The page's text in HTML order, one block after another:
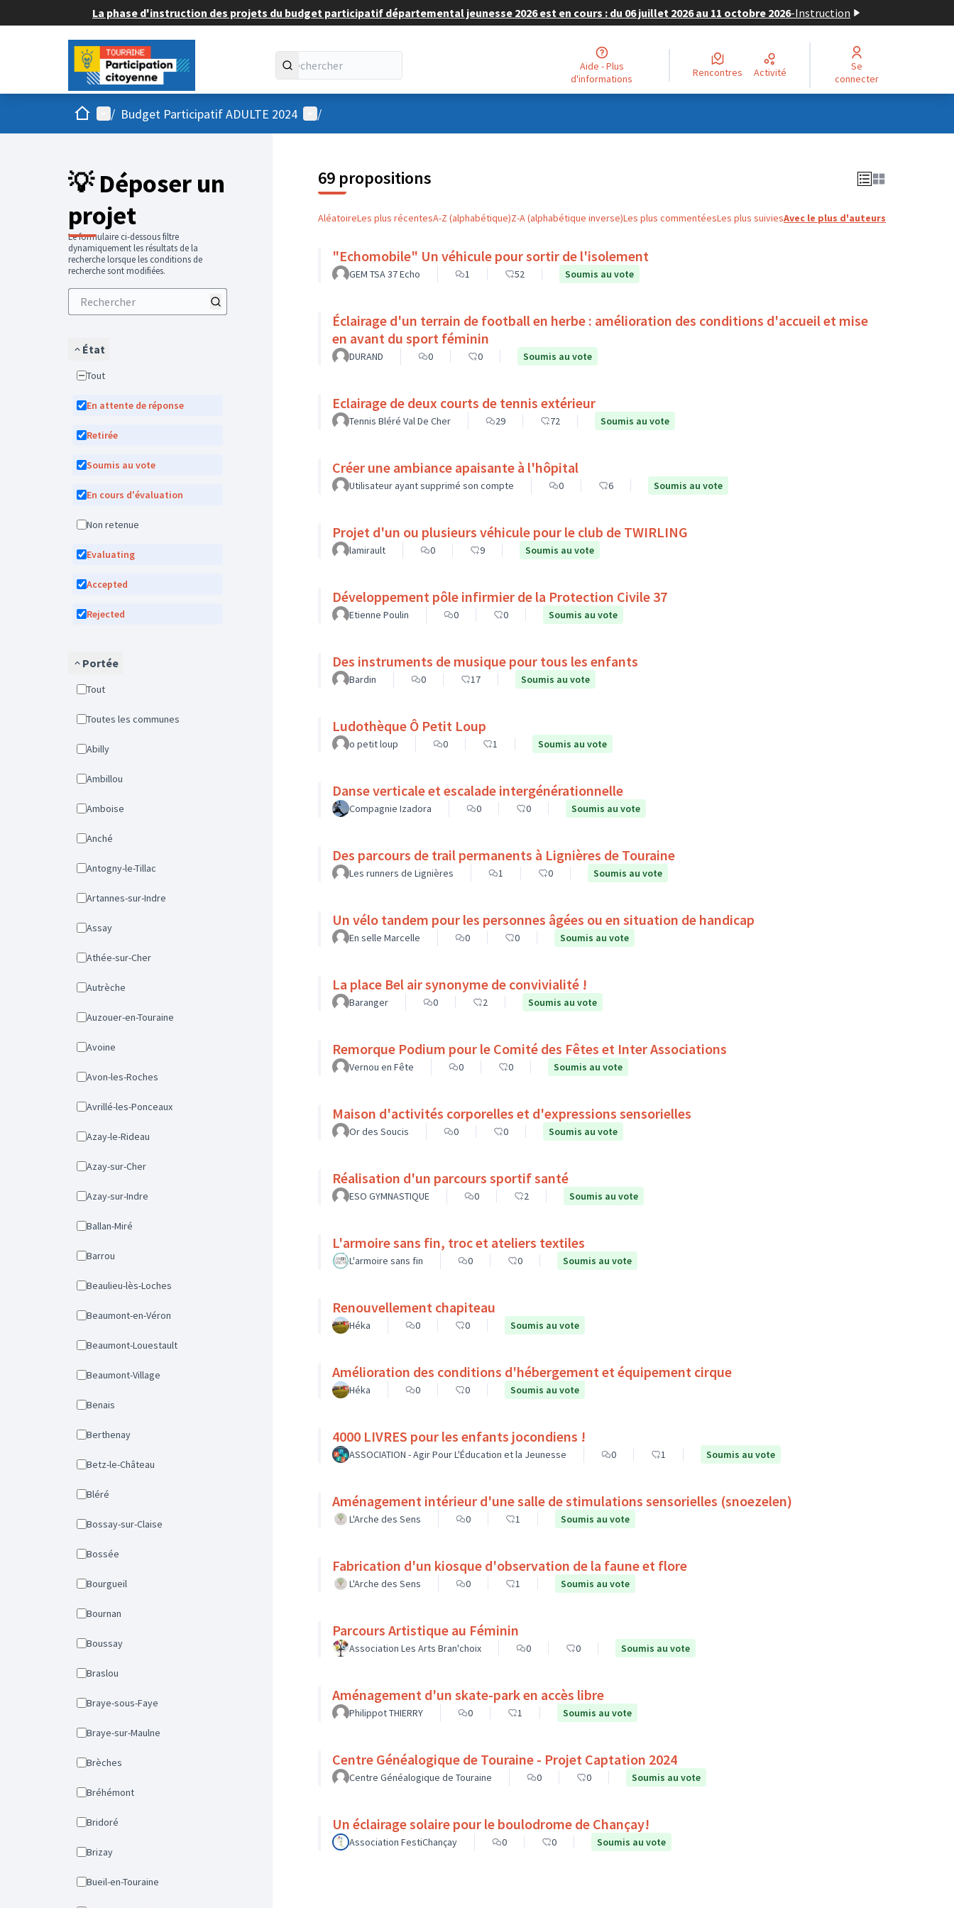
La phase d'instruction des projets du budget participatif départemental jeunesse 2026 est en cours : du 06 juillet 2026 au 11 octobre 2026-Instruction
Aide - Plus
d'informations
Rencontres Activité
Se
connecter
AccueilMenu principal
/ Budget Participatif ADULTE 2024 Menu utilisateur
/
💡 Déposer un
projet
Le formulaire ci-dessous filtre
dynamiquement les résultats de la
recherche lorsque les conditions de
recherche sont modifiées.
État
Tout
En attente de réponse
Retirée
Soumis au vote
En cours d'évaluation
Non retenue
Evaluating
Accepted
Rejected
Portée
Tout
Toutes les communes
Abilly
Ambillou
Amboise
Anché
Antogny-le-Tillac
Artannes-sur-Indre
Assay
Athée-sur-Cher
Autrèche
Auzouer-en-Touraine
Avoine
Avon-les-Roches
Avrillé-les-Ponceaux
Azay-le-Rideau
Azay-sur-Cher
Azay-sur-Indre
Ballan-Miré
Barrou
Beaulieu-lès-Loches
Beaumont-en-Véron
Beaumont-Louestault
Beaumont-Village
Benais
Berthenay
Betz-le-Château
Bléré
Bossay-sur-Claise
Bossée
Bourgueil
Bournan
Boussay
Braslou
Braye-sous-Faye
Braye-sur-Maulne
Brèches
Bréhémont
Bridoré
Brizay
Bueil-en-Touraine
69 propositions
AléatoireLes plus récentesA-Z (alphabétique)Z-A (alphabétique inverse)Les plus commentéesLes plus suiviesAvec le plus d'auteurs
"Echomobile" Un véhicule pour sortir de l'isolement
GEM TSA 37 Echo 1 52 Soumis au vote
Éclairage d'un terrain de football en herbe : amélioration des conditions d'accueil et mise
en avant du sport féminin
DURAND 0 0 Soumis au vote
Eclairage de deux courts de tennis extérieur
Tennis Bléré Val De Cher 29 72 Soumis au vote
Créer une ambiance apaisante à l'hôpital
Utilisateur ayant supprimé son compte 0 6 Soumis au vote
Projet d'un ou plusieurs véhicule pour le club de TWIRLING
lamirault 0 9 Soumis au vote
Développement pôle infirmier de la Protection Civile 37
Etienne Poulin 0 0 Soumis au vote
Des instruments de musique pour tous les enfants
Bardin 0 17 Soumis au vote
Ludothèque Ô Petit Loup
o petit loup 0 1 Soumis au vote
Danse verticale et escalade intergénérationnelle
Compagnie Izadora 0 0 Soumis au vote
Des parcours de trail permanents à Lignières de Touraine
Les runners de Lignières 1 0 Soumis au vote
Un vélo tandem pour les personnes âgées ou en situation de handicap
En selle Marcelle 0 0 Soumis au vote
La place Bel air synonyme de convivialité !
Baranger 0 2 Soumis au vote
Remorque Podium pour le Comité des Fêtes et Inter Associations
Vernou en Fête 0 0 Soumis au vote
Maison d'activités corporelles et d'expressions sensorielles
Or des Soucis 0 0 Soumis au vote
Réalisation d'un parcours sportif santé
ESO GYMNASTIQUE 0 2 Soumis au vote
L'armoire sans fin, troc et ateliers textiles
L'armoire sans fin 0 0 Soumis au vote
Renouvellement chapiteau
Héka 0 0 Soumis au vote
Amélioration des conditions d'hébergement et équipement cirque
Héka 0 0 Soumis au vote
4000 LIVRES pour les enfants jocondiens !
ASSOCIATION - Agir Pour L'Éducation et la Jeunesse 0 1 Soumis au vote
Aménagement intérieur d'une salle de stimulations sensorielles (snoezelen)
L'Arche des Sens 0 1 Soumis au vote
Fabrication d'un kiosque d'observation de la faune et flore
L'Arche des Sens 0 1 Soumis au vote
Parcours Artistique au Féminin
Association Les Arts Bran'choix 0 0 Soumis au vote
Aménagement d'un skate-park en accès libre
Philippot THIERRY 0 1 Soumis au vote
Centre Généalogique de Touraine - Projet Captation 2024
Centre Généalogique de Touraine 0 0 Soumis au vote
Un éclairage solaire pour le boulodrome de Chançay!
Association FestiChançay 0 0 Soumis au vote